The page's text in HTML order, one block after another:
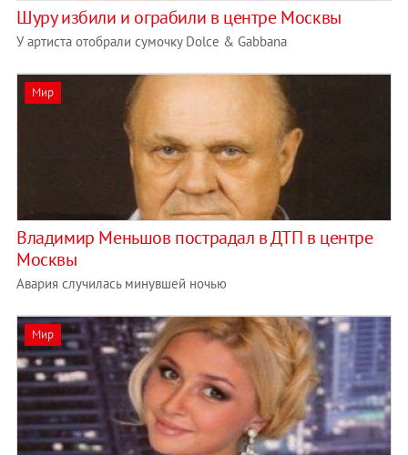
Шуру избили и ограбили в центре Москвы
У артиста отобрали сумочку Dolce & Gabbana
Мир
Владимир Меньшов пострадал в ДТП в центре
Москвы
Авария случилась минувшей ночью
Мир